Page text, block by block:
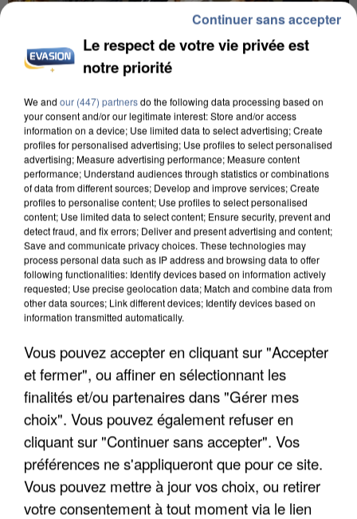
INCENDIES : L’ÎLE-DE-FRANCE LANCE UN ÉLAN
DE SOLIDARITÉ AVEC LES...
APRÈS TOUTES CES CANICULES, LES REFUGES
DE FAUNE SAUVAGE SONT...
Le respect de votre vie privée est
notre priorité
We and our (447) partnersdo the following data processing based on
your consent and/or our legitimate interest: Store and/or access
information on a device; Use limited data to select advertising; Create
profiles for personalised advertising; Use profiles to select personalised
advertising; Measure advertising performance; Measure content
performance; Understand audiences through statistics or combinations
of data from different sources; Develop and improve services; Create
profiles to personalise content; Use profiles to select personalised
content; Use limited data to select content; Ensure security, prevent and
detect fraud, and fix errors; Deliver and present advertising and content;
Save and communicate privacy choices. These technologies may
process personal data such as IP address and browsing data to offer
following functionalities: Identify devices based on information actively
requested; Use precise geolocation data; Match and combine data from
other data sources; Link different devices; Identify devices based on
information transmitted automatically.
Vous pouvez accepter en cliquant sur "Accepter
et fermer", ou affiner en sélectionnant les
finalités et/ou partenaires dans "Gérer mes
choix". Vous pouvez également refuser en
cliquant sur "Continuer sans accepter". Vos
préférences ne s'appliqueront que pour ce site.
Vous pouvez mettre à jour vos choix, ou retirer
votre consentement à tout moment via le lien
Continuer sans accepter